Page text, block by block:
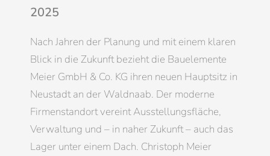
2025
Nach Jahren der Planung und mit einem klaren
Blick in die Zukunft bezieht die Bauelemente
Meier GmbH & Co. KG ihren neuen Hauptsitz in
Neustadt an der Waldnaab. Der moderne
Firmenstandort vereint Ausstellungsfläche,
Verwaltung und – in naher Zukunft – auch das
Lager unter einem Dach. Christoph Meier